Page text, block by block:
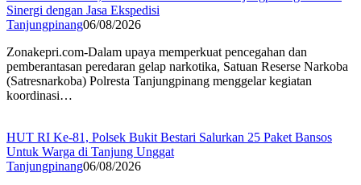
Sinergi dengan Jasa Ekspedisi
Tanjungpinang06/08/2026
Zonakepri.com-Dalam upaya memperkuat pencegahan dan
pemberantasan peredaran gelap narkotika, Satuan Reserse Narkoba
(Satresnarkoba) Polresta Tanjungpinang menggelar kegiatan
koordinasi…
HUT RI Ke-81, Polsek Bukit Bestari Salurkan 25 Paket Bansos
Untuk Warga di Tanjung Unggat
Tanjungpinang06/08/2026